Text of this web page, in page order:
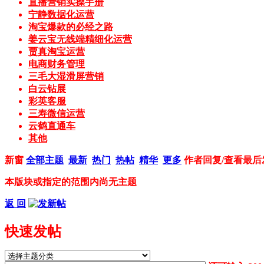
宁静数据化运营
淘宝爆款的必经之路
姜云宝无线端精细化运营
贾真淘宝运营
电商财务管理
三毛大湿滑屏营销
白云钻展
彩英客服
三寿微信运营
云鹤直通车
其他
新窗 全部主题 最新 热门 热帖 精华 更多 作者回复/查看最后
本版块或指定的范围内尚无主题
返 回
快速发帖